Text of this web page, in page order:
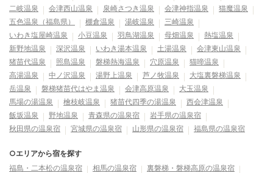
二岐温泉
会津西山温泉 泉崎さつき温泉 会津神指温泉
猫魔温泉
五色温泉（福島県）
棚倉温泉 湯岐温泉
三崎温泉
いわき塩屋崎温泉
小豆温泉 羽鳥湖温泉 母畑温泉
熱塩温泉
新野地温泉
深沢温泉 いわき湯本温泉 土湯温泉
会津東山温泉
猪苗代温泉
照島温泉 磐梯熱海温泉 穴原温泉
猫啼温泉
高湯温泉
中ノ沢温泉 湯野上温泉 芦ノ牧温泉
大塩裏磐梯温泉
岳温泉
磐梯猪苗代はやま温泉 会津高原温泉
大玉温泉
馬場の湯温泉
檜枝岐温泉 猪苗代四季の湯温泉
西会津温泉
飯坂温泉
野地温泉 青森県の温泉宿
岩手県の温泉宿
秋田県の温泉宿
宮城県の温泉宿 山形県の温泉宿 福島県の温泉宿
○エリアから宿を探す
福島・二本松の温泉宿
相馬の温泉宿
裏磐梯・磐梯高原の温泉宿